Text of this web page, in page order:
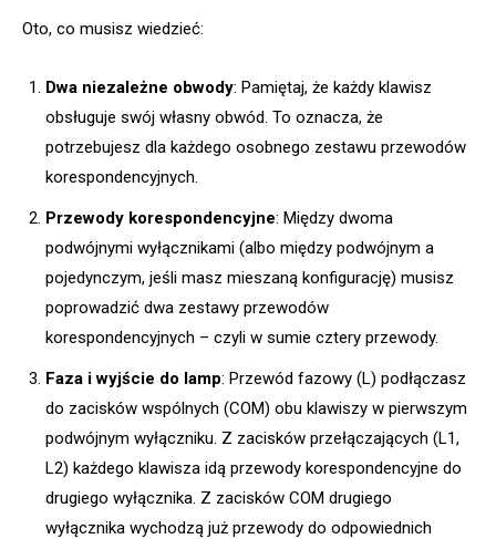
Oto, co musisz wiedzieć:
Dwa niezależne obwody: Pamiętaj, że każdy klawisz
obsługuje swój własny obwód. To oznacza, że
potrzebujesz dla każdego osobnego zestawu przewodów
korespondencyjnych.
Przewody korespondencyjne: Między dwoma
podwójnymi wyłącznikami (albo między podwójnym a
pojedynczym, jeśli masz mieszaną konfigurację) musisz
poprowadzić dwa zestawy przewodów
korespondencyjnych – czyli w sumie cztery przewody.
Faza i wyjście do lamp: Przewód fazowy (L) podłączasz
do zacisków wspólnych (COM) obu klawiszy w pierwszym
podwójnym wyłączniku. Z zacisków przełączających (L1,
L2) każdego klawisza idą przewody korespondencyjne do
drugiego wyłącznika. Z zacisków COM drugiego
wyłącznika wychodzą już przewody do odpowiednich